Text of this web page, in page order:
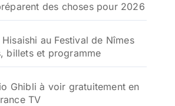
des choses pour 2026
au Festival de Nîmes
billets et programme
Ghibli à voir gratuitement en
TV